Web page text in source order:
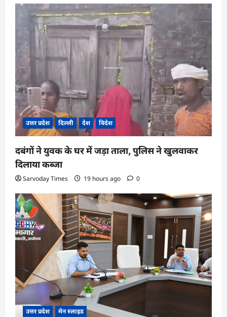
उत्तर प्रदेश दिल्ली देश विदेश
दबंगों ने युवक के घर में जड़ा ताला, पुलिस ने खुलवाकर
दिलाया कब्जा
Sarvoday Times 19 hours ago 0
उत्तर प्रदेश मेन स्लाइड